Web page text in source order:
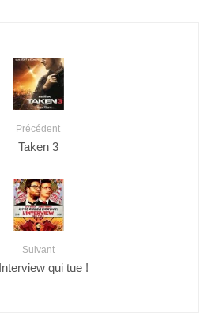
Précédent
Taken 3
Suivant
Interview qui tue !